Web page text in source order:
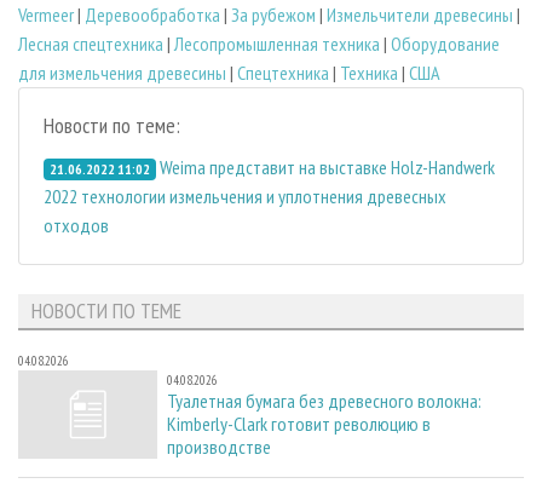
Vermeer| Деревообработка | За рубежом | Измельчители древесины |
Лесная спецтехника | Лесопромышленная техника | Оборудование
для измельчения древесины | Спецтехника | Техника | США
Новости по теме:
21.06.2022 11:02 Weima представит на выставке Holz-Handwerk
2022 технологии измельчения и уплотнения древесных
отходов
НОВОСТИ ПО ТЕМЕ
04.08.2026
04.08.2026
Туалетная бумага без древесного волокна:
Kimberly-Clark готовит революцию в
производстве